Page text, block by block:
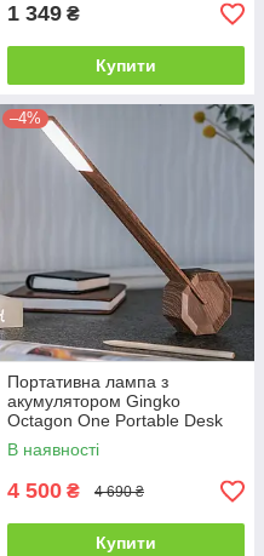
1 349 ₴
Купити
–4%
Портативна лампа з
акумулятором Gingko
Octagon One Portable Desk
Light Walnut (Великобританія)
В наявності
4 500 ₴ 4 690 ₴
Купити